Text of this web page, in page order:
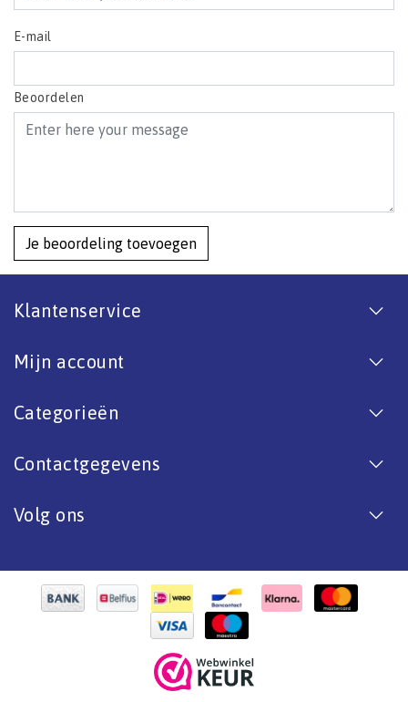
E-mail
Beoordelen
Je beoordeling toevoegen
Klantenservice
Mijn account
Categorieën
Contactgegevens
Volg ons